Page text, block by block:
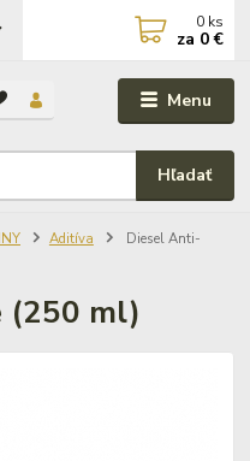
Menu
Hľadať
0 ks
za 0 €
Aditíva
Diesel Anti-
(250 ml)